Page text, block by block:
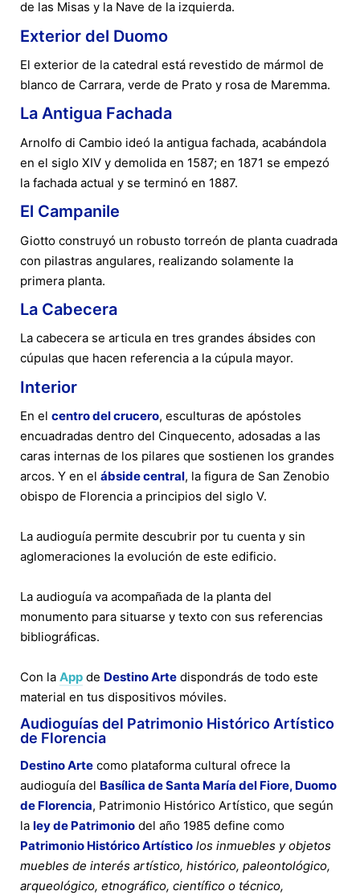
de las Misas y la Nave de la izquierda.
Exterior del Duomo
El exterior de la catedral está revestido de mármol de
blanco de Carrara, verde de Prato y rosa de Maremma.
La Antigua Fachada
Arnolfo di Cambio ideó la antigua fachada, acabándola
en el siglo XIV y demolida en 1587; en 1871 se empezó
la fachada actual y se terminó en 1887.
El Campanile
Giotto construyó un robusto torreón de planta cuadrada
con pilastras angulares, realizando solamente la
primera planta.
La Cabecera
La cabecera se articula en tres grandes ábsides con
cúpulas que hacen referencia a la cúpula mayor.
Interior
En el centro del crucero, esculturas de apóstoles
encuadradas dentro del Cinquecento, adosadas a las
caras internas de los pilares que sostienen los grandes
arcos. Y en el ábside central, la figura de San Zenobio
obispo de Florencia a principios del siglo V.
La audioguía permite descubrir por tu cuenta y sin
aglomeraciones la evolución de este edificio.
La audioguía va acompañada de la planta del
monumento para situarse y texto con sus referencias
bibliográficas.
Con la App de Destino Arte dispondrás de todo este
material en tus dispositivos móviles.
Audioguías del Patrimonio Histórico Artístico
de Florencia
Destino Arte como plataforma cultural ofrece la
audioguía del Basílica de Santa María del Fiore, Duomo
de Florencia, Patrimonio Histórico Artístico, que según
la ley de Patrimonio del año 1985 define como
Patrimonio Histórico Artístico los inmuebles y objetos
muebles de interés artístico, histórico, paleontológico,
arqueológico, etnográfico, científico o técnico,